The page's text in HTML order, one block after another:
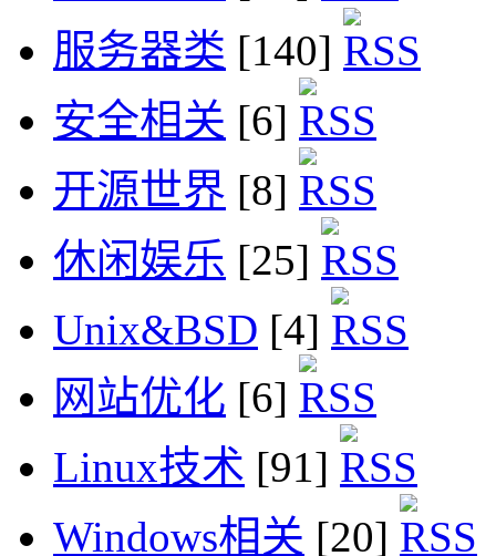
服务器类 [140]
安全相关 [6]
开源世界 [8]
休闲娱乐 [25]
Unix&BSD [4]
网站优化 [6]
Linux技术 [91]
Windows相关 [20]